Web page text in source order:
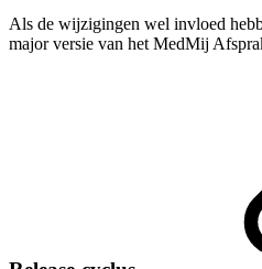
Als de wijzigingen wel invloed
major versie van het MedMij